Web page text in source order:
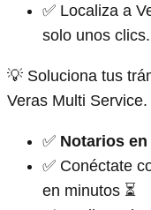
✅ Localiza a
solo unos clics.
💡 Soluciona tus
Veras Multi Service.
✅ Notarios
✅ Conéctate
en minutos ⏳